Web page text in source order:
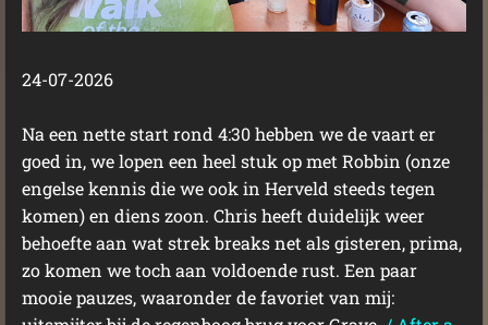
24-07-2026
Na een nette start rond 4:30 hebben we de vaart er
goed in, we lopen een heel stuk op met Robbin (onze
engelse kennis die we ook in Herveld steeds tegen
komen) en diens zoon. Chris heeft duidelijk weer
behoefte aan wat strek breaks net als gisteren, prima,
zo komen we toch aan voldoende rust. Een paar
mooie pauzes, waaronder de favoriet van mij: